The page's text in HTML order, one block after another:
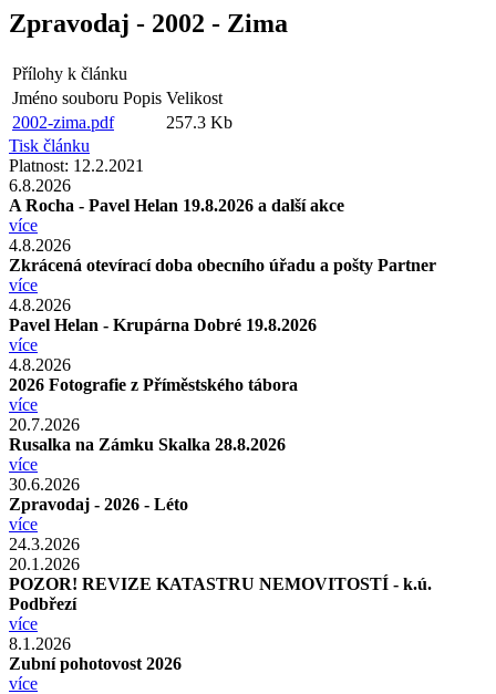
Zpravodaj - 2002 - Zima
Přílohy k článku
Jméno souboru Popis Velikost
2002-zima.pdf
257.3 Kb
Tisk článku
Platnost: 12.2.2021
6.8.2026
A Rocha - Pavel Helan 19.8.2026 a další akce
více
4.8.2026
Zkrácená otevírací doba obecního úřadu a pošty Partner
více
4.8.2026
Pavel Helan - Krupárna Dobré 19.8.2026
více
4.8.2026
2026 Fotografie z Příměstského tábora
více
20.7.2026
Rusalka na Zámku Skalka 28.8.2026
více
30.6.2026
Zpravodaj - 2026 - Léto
více
24.3.2026
20.1.2026
POZOR! REVIZE KATASTRU NEMOVITOSTÍ - k.ú.
Podbřezí
více
8.1.2026
Zubní pohotovost 2026
více